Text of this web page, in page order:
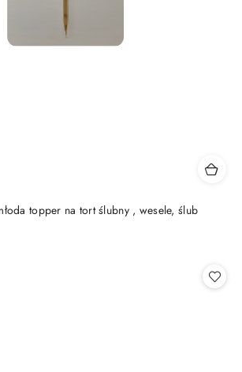
topper na tort ślubny , wesele, ślub